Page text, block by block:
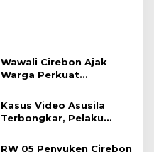
Wawali Cirebon Ajak
Warga Perkuat
Momentum Harjad ke-
599
Kasus Video Asusila
Terbongkar, Pelaku
Korban Baru
RW 05 Penyuken Cirebon